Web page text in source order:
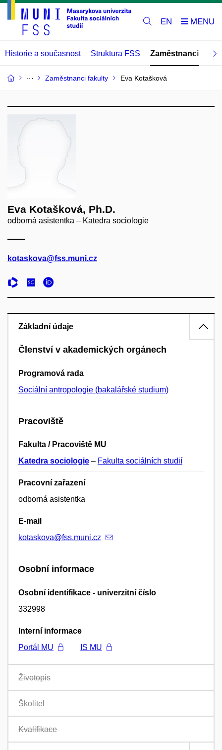
EN
Historie a současnost Struktura FSS Zaměstnanci
Zaměstnanci fakulty Eva Kotašková
Eva Kotašková, Ph.D.
odborná asistentka – Katedra sociologie
kotaskova@fss.muni.cz
Základní údaje
Členství v akademických orgánech
Programová rada
Sociální antropologie (bakalářské studium)
Pracoviště
Fakulta / Pracoviště MU
Katedra sociologie – Fakulta sociálních studií
Pracovní zařazení
odborná asistentka
E-mail
kotaskova@fss.muni.cz
Osobní informace
Osobní identifikace - univerzitní číslo
332998
Interní informace
Portál MU
IS MU
Životopis
Školitel
Kvalifikace